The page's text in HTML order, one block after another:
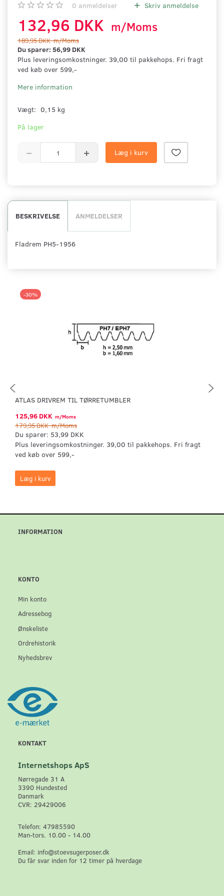
0 anmeldelser Skriv anmeldelse
132,96 DKK m/Moms
189,95 DKKm/Moms
Du sparer: 56,99 DKK
Plus leveringsomkostninger. 39,00 til pakkehops. Fri fragt
ved køb over 599,-
Mere information
Vægt: 0,15 kg
På lager
Læg i kurv
BESKRIVELSE ANMELDELSER
Fladrem PH5-1956
-30%
ATLAS DRIVREM TIL TØRRETUMBLER
125,96 DKK m/Moms
179,95 DKKm/Moms
Du sparer: 53,99 DKK
Plus leveringsomkostninger. 39,00 til pakkehops. Fri fragt
ved køb over 599,-
Læg i kurv
INFORMATION
KONTO
Min konto
Adressebog
Ønskeliste
Ordrehistorik
Nyhedsbrev
KONTAKT
Internetshops ApS
Nørregade 31 A
3390 Hundested
Danmark
CVR: 29429006
Telefon: 47985590
Man-tors. 10.00 - 14.00
Email: info@stoevsugerposer.dk
Du får svar inden for 12 timer på hverdage